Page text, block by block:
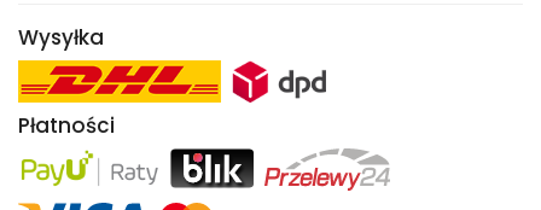
Wysyłka
Płatności